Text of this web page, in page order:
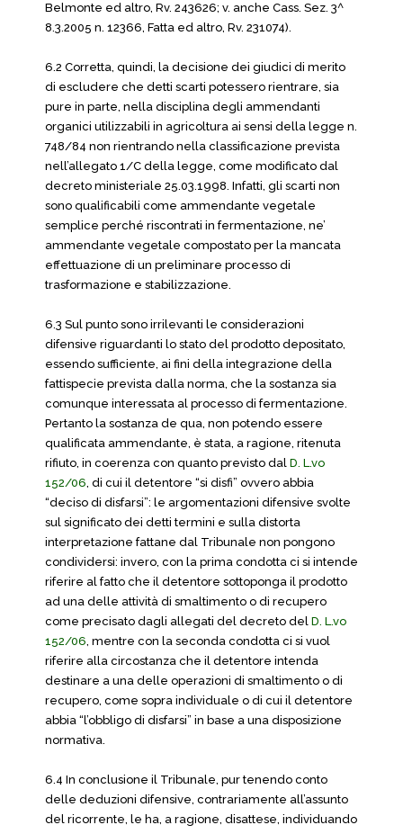
Belmonte ed altro, Rv. 243626; v. anche Cass. Sez. 3^
8.3.2005 n. 12366, Fatta ed altro, Rv. 231074).
6.2 Corretta, quindi, la decisione dei giudici di merito
di escludere che detti scarti potessero rientrare, sia
pure in parte, nella disciplina degli ammendanti
organici utilizzabili in agricoltura ai sensi della legge n.
748/84 non rientrando nella classificazione prevista
nell’allegato 1/C della legge, come modificato dal
decreto ministeriale 25.03.1998. Infatti, gli scarti non
sono qualificabili come ammendante vegetale
semplice perché riscontrati in fermentazione, ne’
ammendante vegetale compostato per la mancata
effettuazione di un preliminare processo di
trasformazione e stabilizzazione.
6.3 Sul punto sono irrilevanti le considerazioni
difensive riguardanti lo stato del prodotto depositato,
essendo sufficiente, ai fini della integrazione della
fattispecie prevista dalla norma, che la sostanza sia
comunque interessata al processo di fermentazione.
Pertanto la sostanza de qua, non potendo essere
qualificata ammendante, è stata, a ragione, ritenuta
rifiuto, in coerenza con quanto previsto dal D. L.vo
152/06, di cui il detentore “si disfi” ovvero abbia
“deciso di disfarsi”: le argomentazioni difensive svolte
sul significato dei detti termini e sulla distorta
interpretazione fattane dal Tribunale non pongono
condividersi: invero, con la prima condotta ci si intende
riferire al fatto che il detentore sottoponga il prodotto
ad una delle attività di smaltimento o di recupero
come precisato dagli allegati del decreto del D. L.vo
152/06, mentre con la seconda condotta ci si vuol
riferire alla circostanza che il detentore intenda
destinare a una delle operazioni di smaltimento o di
recupero, come sopra individuale o di cui il detentore
abbia “l’obbligo di disfarsi” in base a una disposizione
normativa.
6.4 In conclusione il Tribunale, pur tenendo conto
delle deduzioni difensive, contrariamente all’assunto
del ricorrente, le ha, a ragione, disattese, individuando